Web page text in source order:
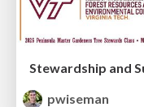
pwiseman